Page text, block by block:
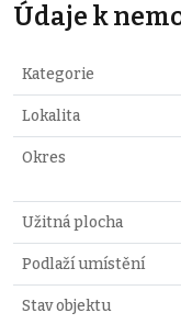
Údaje k
Kategorie
Lokalita
Okres
Užitná plocha
Podlaží umístění
Stav objektu